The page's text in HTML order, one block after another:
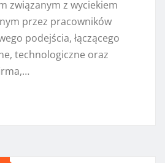
związanym z wyciekiem
przez pracowników
podejścia, łączącego
technologiczne oraz